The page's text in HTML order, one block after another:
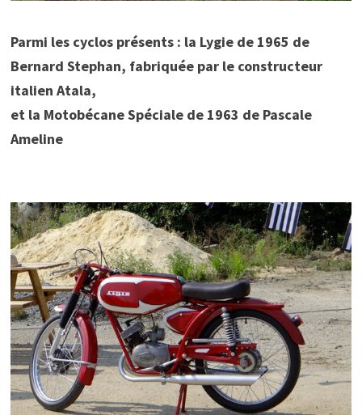
Parmi les cyclos présents : la Lygie de 1965 de
Bernard Stephan, fabriquée par le constructeur
italien Atala,
et la Motobécane Spéciale de 1963 de Pascale
Ameline